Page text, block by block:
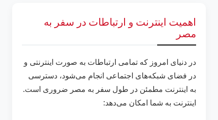
اهمیت اینترنت و ارتباطات در سفر به
مصر
در دنیای امروز که تمامی ارتباطات به صورت اینترنتی و
در فضای شبکه‌های اجتماعی انجام می‌شود، دسترسی
به اینترنت مطمئن در طول سفر به مصر ضروری است.
اینترنت به شما امکان می‌دهد: